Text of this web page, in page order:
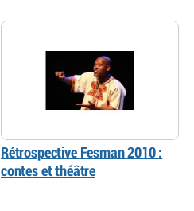
Rétrospective Fesman 2010 :
contes et théâtre